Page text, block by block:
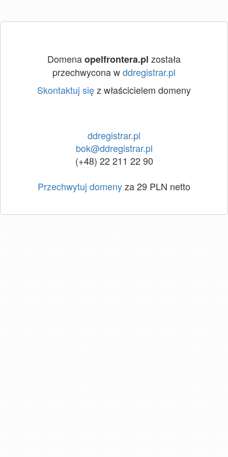
Domenaopelfrontera.pl została
przechwycona wddregistrar.pl
Skontaktuj sięz właścicielem domeny
ddregistrar.pl
bok@ddregistrar.pl
(+48) 22 211 22 90
Przechwytuj domenyza 29 PLN netto